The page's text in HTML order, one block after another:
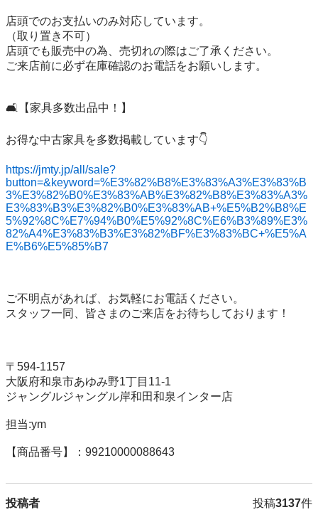
店頭でのお支払いのみ対応しています。
（取り置き不可）
店頭でも販売中の為、売切れの際はご了承ください。
ご来店前に必ず在庫確認のお電話をお願いします。
🛋️【家具多数出品中！】
お得な中古家具を多数掲載しています👇
https://jmty.jp/all/sale?
button=&keyword=%E3%82%B8%E3%83%A3%E3%83%B
3%E3%82%B0%E3%83%AB%E3%82%B8%E3%83%A3%
E3%83%B3%E3%82%B0%E3%83%AB+%E5%B2%B8%E
5%92%8C%E7%94%B0%E5%92%8C%E6%B3%89%E3%
82%A4%E3%83%B3%E3%82%BF%E3%83%BC+%E5%A
E%B6%E5%85%B7
ご不明点があれば、お気軽にお電話ください。
スタッフ一同、皆さまのご来店をお待ちしております！
〒594-1157
大阪府和泉市あゆみ野1丁目11-1
ジャングルジャングル岸和田和泉インター店
担当:ym
【商品番号】：99210000088643
投稿者 投稿3137件